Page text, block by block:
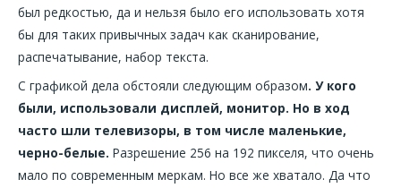
был редкостью, да и нельзя было его использовать хотя
бы для таких привычных задач как сканирование,
распечатывание, набор текста.
С графикой дела обстояли следующим образом. У кого
были, использовали дисплей, монитор. Но в ход
часто шли телевизоры, в том числе маленькие,
черно-белые. Разрешение 256 на 192 пикселя, что очень
мало по современным меркам. Но все же хватало. Да что